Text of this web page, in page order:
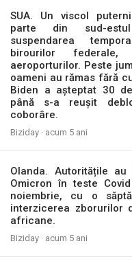
SUA. Un viscol
parte din sud-
suspendarea
birourilor
aeroporturilor. Peste
oameni au rămas fără
Biden a așteptat 30
până s-a reușit
coborâre.
Biziday · acum 5 ani
Olanda. Autoritățile
Omicron în teste
noiembrie, cu o
interzicerea zborurilor
africane.
Biziday · acum 5 ani